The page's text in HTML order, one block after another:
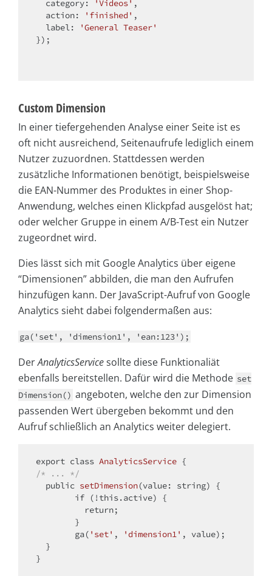
  category:
'Videos' ,
  action:
'finished' ,
  label:
'General Teaser'
});
Custom Dimension
In einer tiefergehenden Analyse einer Seite ist es
oft nicht ausreichend, Seitenaufrufe lediglich einem
Nutzer zuzuordnen. Stattdessen werden
zusätzliche Informationen benötigt, beispielsweise
die EAN-Nummer des Produktes in einer Shop-
Anwendung, welches einen Klickpfad ausgelöst hat;
oder welcher Gruppe in einem A/B-Test ein Nutzer
zugeordnet wird.
Dies lässt sich mit Google Analytics über eigene
“Dimensionen” abbilden, die man den Aufrufen
hinzufügen kann. Der JavaScript-Aufruf von Google
Analytics sieht dabei folgendermaßen aus:
ga('set', 'dimension1', 'ean:123');
DerAnalyticsServicesollte diese Funktionaliät
ebenfalls bereitstellen. Dafür wird die Methode set
Dimension() angeboten, welche den zur Dimension
passenden Wert übergeben bekommt und den
Aufruf schließlich an Analytics weiter delegiert.
export class AnalyticsService
/* ... */
public setDimension(value: string)
{
if (! this.active) {
return;
        ga(
'set' , 'dimension1' , value);
}